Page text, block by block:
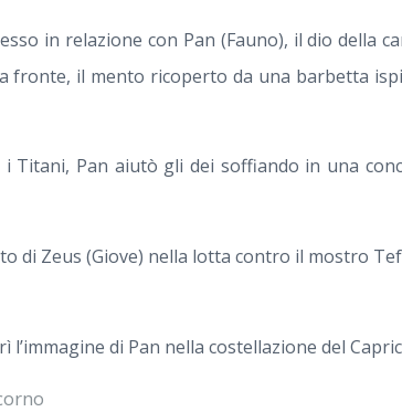
in relazione con Pan (Fauno), il dio della
fronte, il mento ricoperto da una barbetta
Titani, Pan aiutò gli dei soffiando in una
di Zeus (Giove) nella lotta contro il mostro
di Pan nella costellazione del